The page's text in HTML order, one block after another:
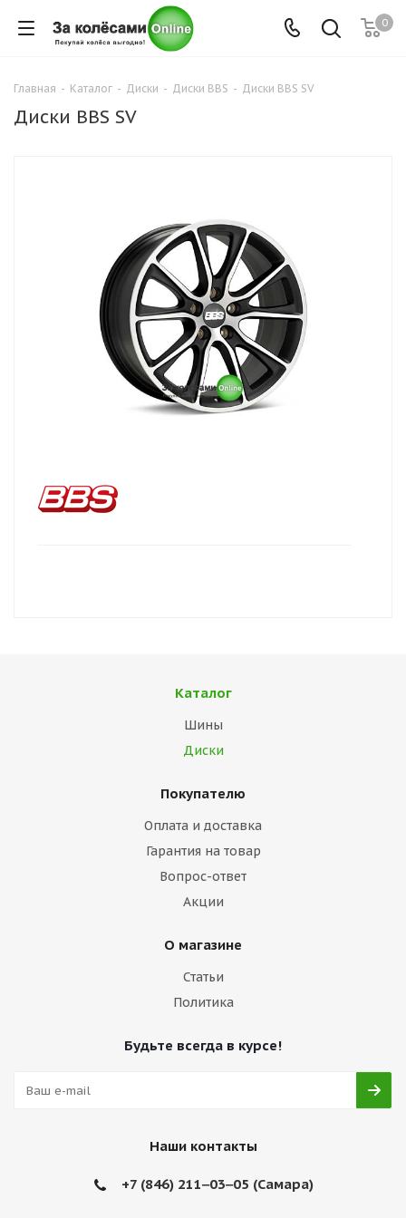
0
Главная - Каталог - Диски - Диски BBS - Диски BBS SV
Диски BBS SV
Каталог
Шины
Диски
Покупателю
Оплата и доставка
Гарантия на товар
Вопрос-ответ
Акции
О магазине
Статьи
Политика
Будьте всегда в курсе!
Наши контакты
+7 (846) 211‒03‒05 (Самара)